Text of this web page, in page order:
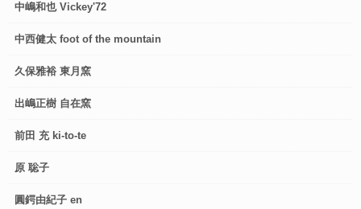
中嶋和也 Vickey'72
中西健太 foot of the mountain
久保雅裕 東月窯
出嶋正樹 自在窯
前田 充 ki-to-te
原 聡子
圓鍔由紀子 en